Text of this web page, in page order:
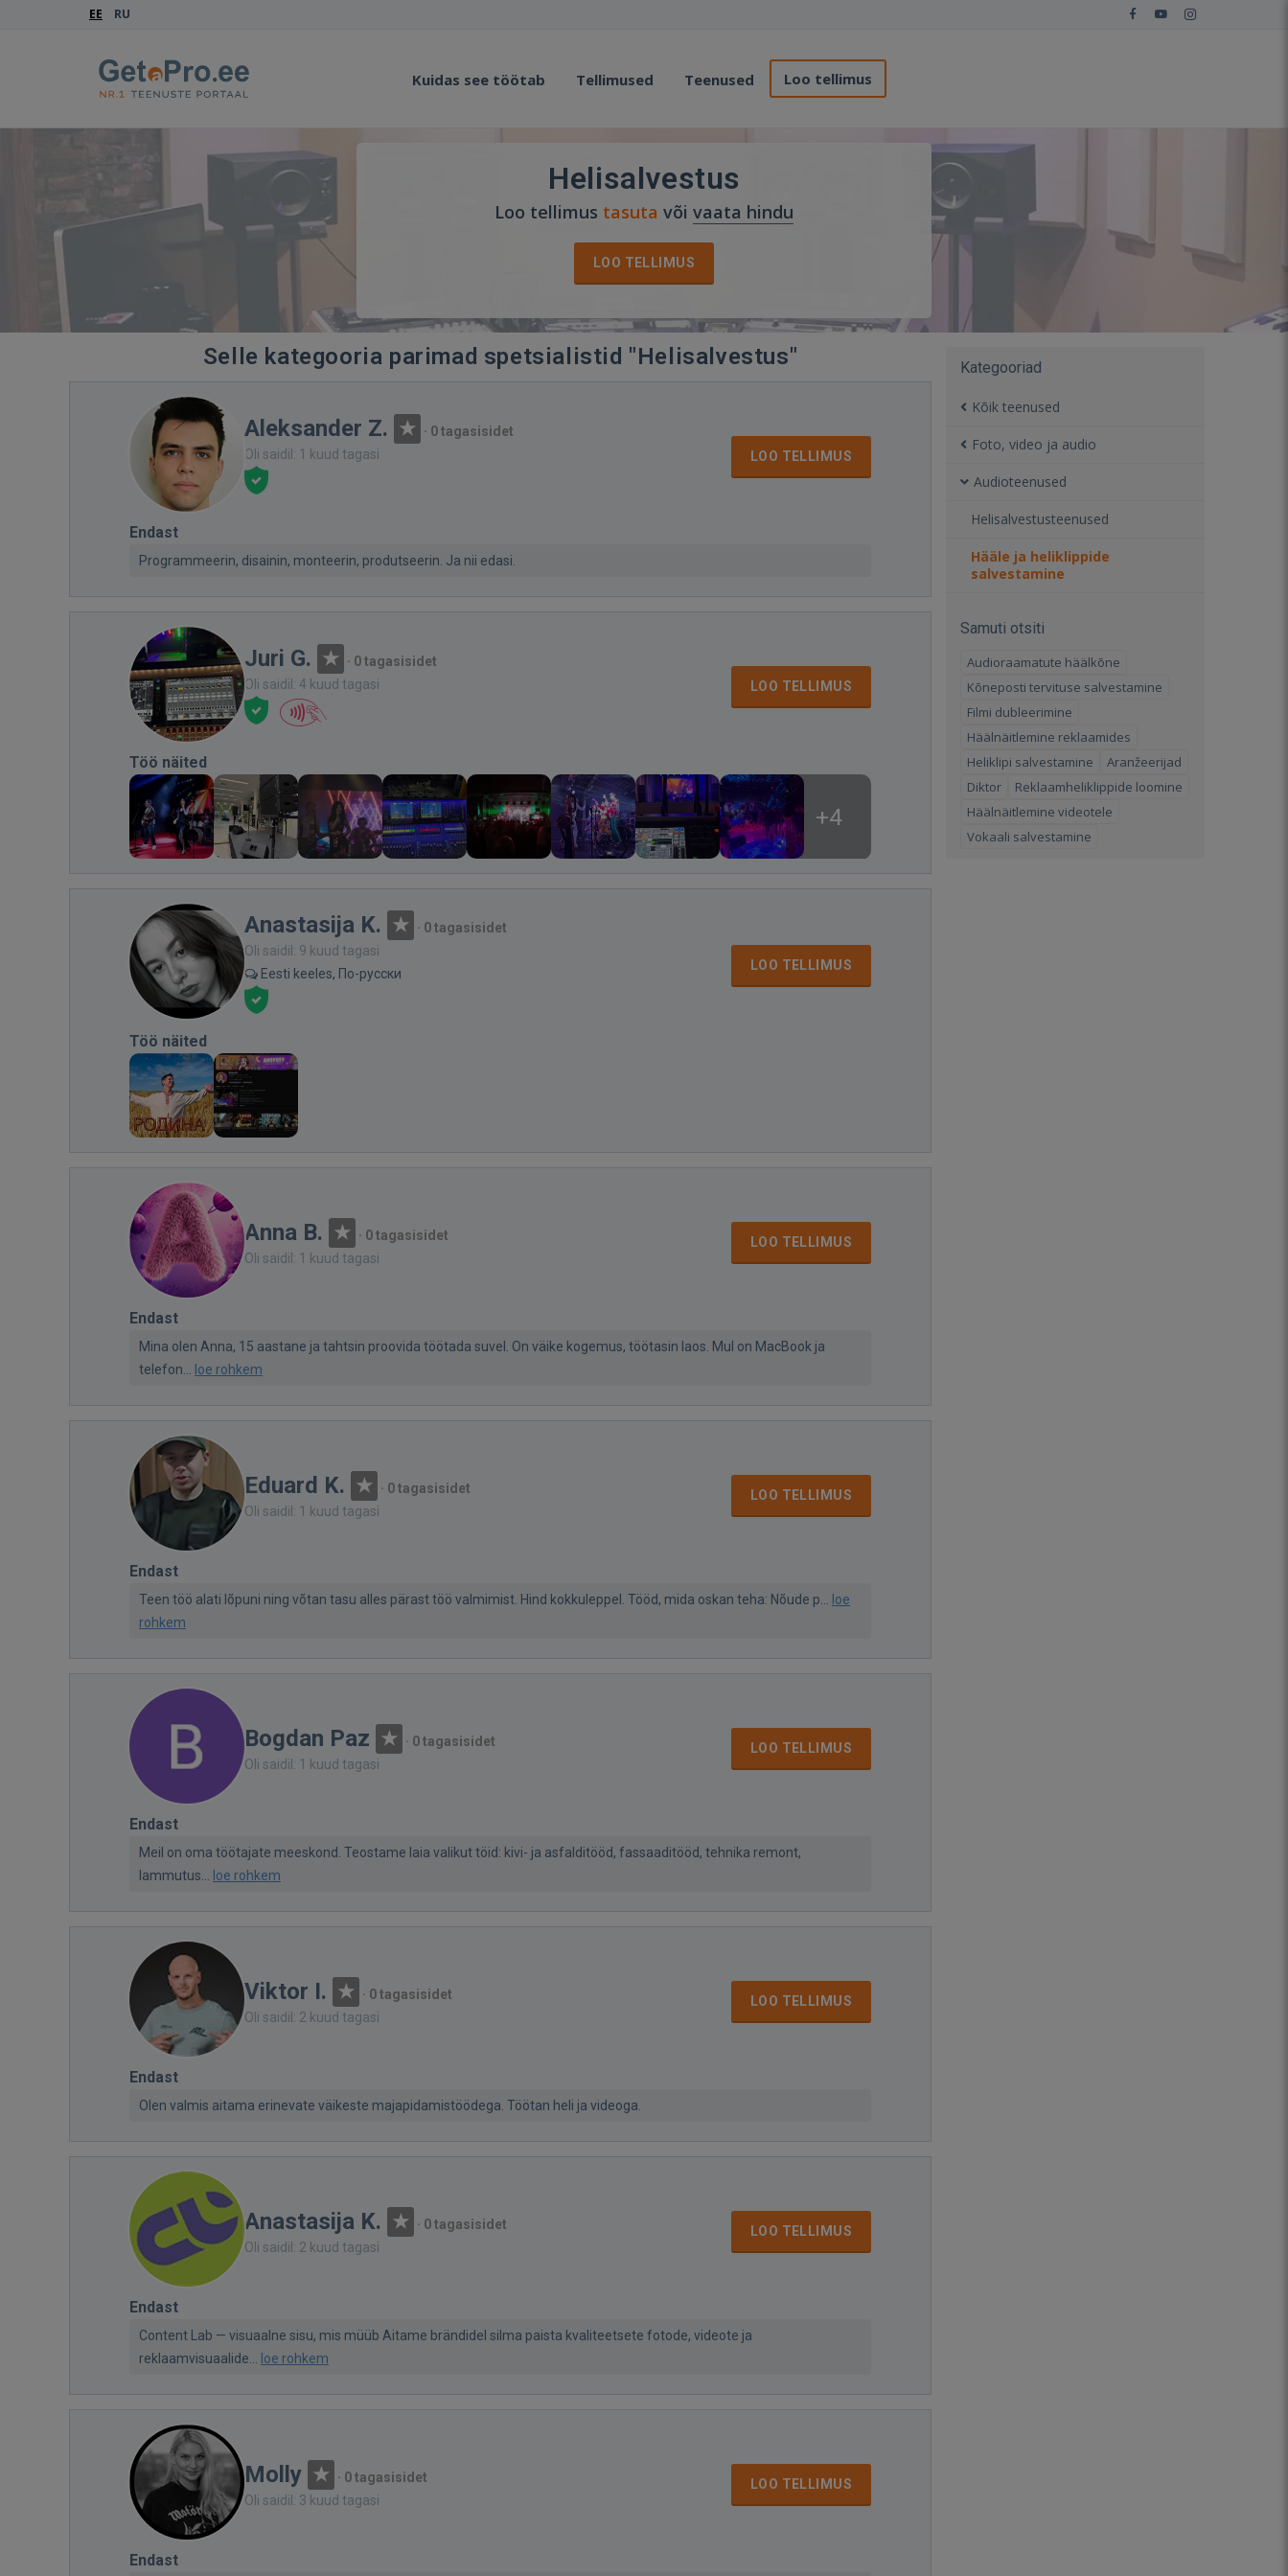
EE RU
Kuidas see töötab Tellimused Teenused Loo tellimus
Helisalvestus
Loo tellimus tasuta või vaata hindu
LOO TELLIMUS
Selle kategooria parimad spetsialistid "Helisalvestus"
Aleksander Z. · 0 tagasisidet
Oli saidil: 1 kuud tagasi
LOO TELLIMUS
Endast
Programmeerin, disainin, monteerin, produtseerin. Ja nii edasi.
Juri G. · 0 tagasisidet
Oli saidil: 4 kuud tagasi
LOO TELLIMUS
Töö näited
+4
Anastasija K. · 0 tagasisidet
Oli saidil: 9 kuud tagasi
Eesti keeles, По-русски
LOO TELLIMUS
Töö näited
Anna B. · 0 tagasisidet
Oli saidil: 1 kuud tagasi
LOO TELLIMUS
Endast
Mina olen Anna, 15 aastane ja tahtsin proovida töötada suvel. On väike kogemus, töötasin laos. Mul on MacBook ja
telefon...
loe rohkem
Eduard K. · 0 tagasisidet
Oli saidil: 1 kuud tagasi
LOO TELLIMUS
Endast
Teen töö alati lõpuni ning võtan tasu alles pärast töö valmimist. Hind kokkuleppel. Tööd, mida oskan teha: Nõude p...
loe
rohkem
Bogdan Paz · 0 tagasisidet
Oli saidil: 1 kuud tagasi
LOO TELLIMUS
Endast
Meil on oma töötajate meeskond. Teostame laia valikut töid: kivi- ja asfalditööd, fassaaditööd, tehnika remont,
lammutus...
loe rohkem
Viktor I. · 0 tagasisidet
Oli saidil: 2 kuud tagasi
LOO TELLIMUS
Endast
Olen valmis aitama erinevate väikeste majapidamistöödega. Töötan heli ja videoga.
Anastasija K. · 0 tagasisidet
Oli saidil: 2 kuud tagasi
LOO TELLIMUS
Endast
Content Lab — visuaalne sisu, mis müüb Aitame brändidel silma paista kvaliteetsete fotode, videote ja
reklaamvisuaalide...
loe rohkem
Molly · 0 tagasisidet
Oli saidil: 3 kuud tagasi
LOO TELLIMUS
Endast
Kategooriad
Kõik teenused
Foto, video ja audio
Audioteenused
Helisalvestusteenused
Hääle ja heliklippide
salvestamine
Samuti otsiti
Audioraamatute häälkõne
Kõneposti tervituse salvestamine
Filmi dubleerimine
Häälnäitlemine reklaamides
Heliklipi salvestamine
Aranžeerijad
Diktor
Reklaamheliklippide loomine
Häälnäitlemine videotele
Vokaali salvestamine